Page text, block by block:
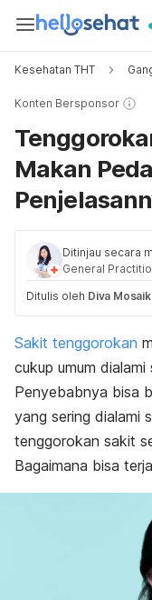
Kesehatan THT
Konten Bersponsor
Makan
Ditinjau secara
General
Ditulis oleh Diva
Sakit tenggorokan
cukup umum
Penyebabnya bisa
yang sering dialami
tenggorokan sakit
Bagaimana bisa